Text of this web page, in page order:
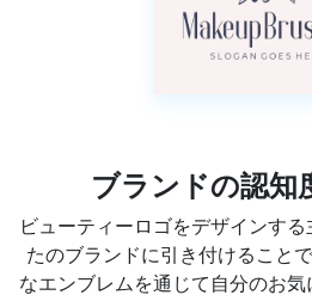
ブランドの認知
ビューティーロゴをデザインす
たのブランドに引き付けること
なエンブレムを通じて自分のお